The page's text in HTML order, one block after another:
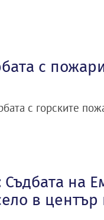
с
с горските
на
в център